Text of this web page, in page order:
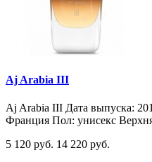
Aj Arabia III
Aj Arabia III Дата выпуска:
Франция Пол: унисекс
5 120 руб. 14 220 руб.